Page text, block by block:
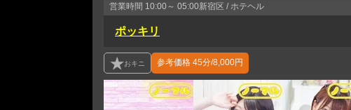
営業時間 10:00～ 05:00新宿区 / ホテヘル
ポッキリ
参考価格 45分/8,000円